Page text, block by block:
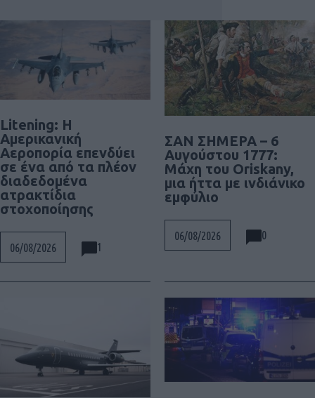
Litening: Η
Αμερικανική
Αεροπορία επενδύει
σε ένα από τα πλέον
διαδεδομένα
ατρακτίδια
στοχοποίησης
06/08/2026 1
ΣΑΝ ΣΗΜΕΡΑ – 6
Αυγούστου 1777:
Μάχη του Oriskany,
μια ήττα με ινδιάνικο
εμφύλιο
06/08/2026 0